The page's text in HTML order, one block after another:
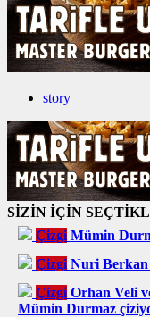
story
SİZİN İÇİN
Çizgi Mümin
Çizgi Nuri Berkan
Çizgi Orhan Veli
Mümin Durmaz